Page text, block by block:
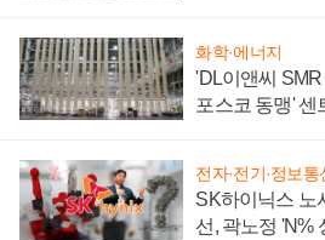
화학·에너지
'DL이앤씨
포스코 동맹'
전자·전기·정보통
SK하이닉스 노
선, 곽노정 'N%